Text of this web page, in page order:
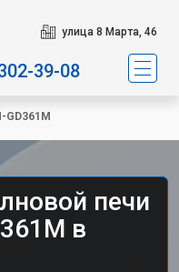
улица 8 Марта, 46
39-08
GD361M
печи
в